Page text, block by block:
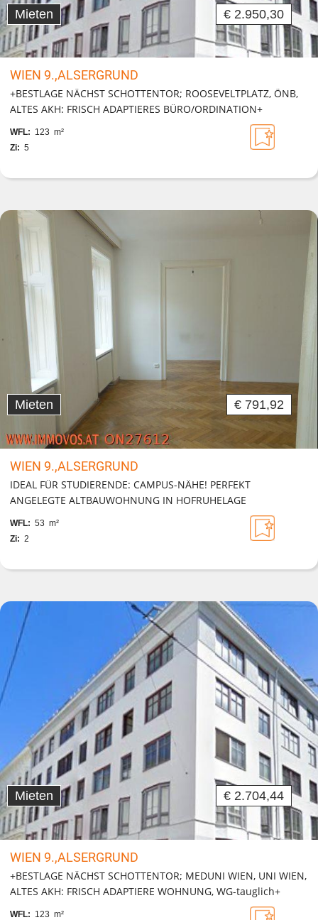
Mieten € 2.950,30
WIEN 9.,ALSERGRUND
+BESTLAGE NÄCHST SCHOTTENTOR; ROOSEVELTPLATZ, ÖNB,
ALTES AKH: FRISCH ADAPTIERES BÜRO/ORDINATION+
WFL: 123 m²
Zi: 5
Mieten € 791,92
WIEN 9.,ALSERGRUND
IDEAL FÜR STUDIERENDE: CAMPUS-NÄHE! PERFEKT
ANGELEGTE ALTBAUWOHNUNG IN HOFRUHELAGE
WFL: 53 m²
Zi: 2
Mieten € 2.704,44
WIEN 9.,ALSERGRUND
+BESTLAGE NÄCHST SCHOTTENTOR; MEDUNI WIEN, UNI WIEN,
ALTES AKH: FRISCH ADAPTIERE WOHNUNG, WG-tauglich+
WFL: 123 m²